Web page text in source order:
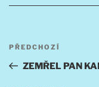
příspěvek
Předchozí
příspěvek
PŘEDCHOZÍ
ZEMŘEL PAN